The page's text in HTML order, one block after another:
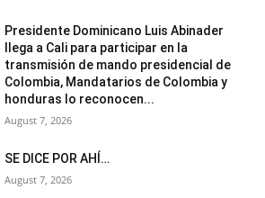
Presidente Dominicano Luis Abinader
llega a Cali para participar en la
transmisión de mando presidencial de
Colombia, Mandatarios de Colombia y
honduras lo reconocen...
August 7, 2026
SE DICE POR AHÍ…
August 7, 2026